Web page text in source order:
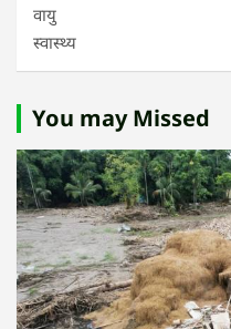
वायु
स्वास्थ्य
You may Missed